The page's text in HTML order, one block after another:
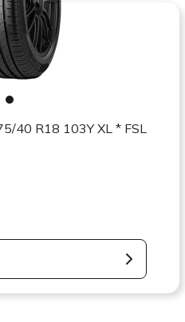
Cinturato P7 275/40 R18 103Y XL * FSL